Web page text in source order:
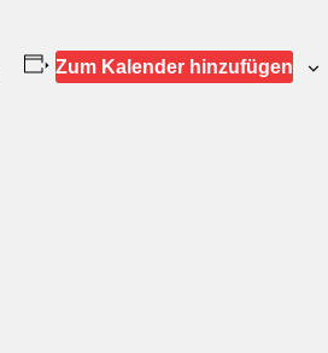
Zum Kalender hinzufügen